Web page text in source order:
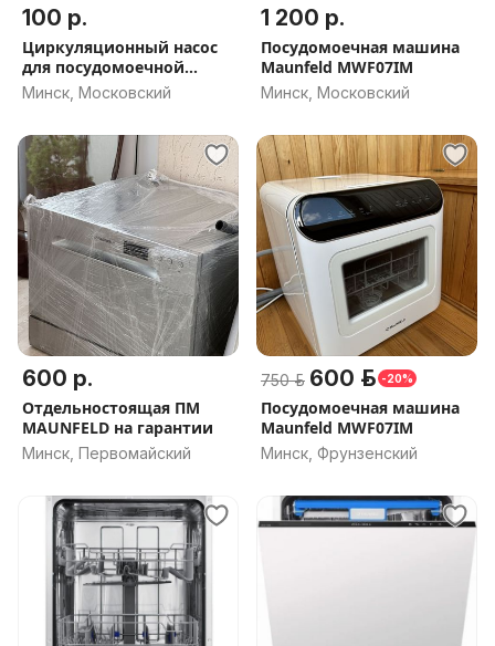
100 р.
Циркуляционный насос
для посудомоечной
машины
Минск, Московский
1 200 р.
Посудомоечная машина
Maunfeld MWF07IM
Минск, Московский
600 р.
Отдельностоящая ПМ
MAUNFELD на гарантии
Минск, Первомайский
750 р. 600 р. -20%
Посудомоечная машина
Maunfeld MWF07IM
Минск, Фрунзенский